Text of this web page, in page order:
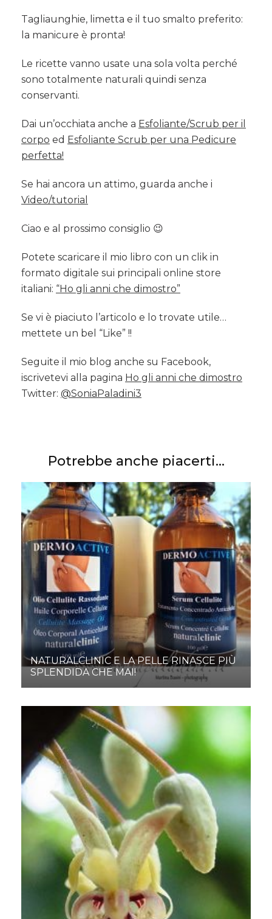
Tagliaunghie, limetta e il tuo smalto preferito:
la manicure è pronta!
Le ricette vanno usate una sola volta perché
sono totalmente naturali quindi senza
conservanti.
Dai un’occhiata anche a Esfoliante/Scrub per il
corpo ed Esfoliante Scrub per una Pedicure
perfetta!
Se hai ancora un attimo, guarda anche i
Video/tutorial
Ciao e al prossimo consiglio 😉
Potete scaricare il mio libro con un clik in
formato digitale sui principali online store
italiani: “Ho gli anni che dimostro”
Se vi è piaciuto l’articolo e lo trovate utile…
mettete un bel “Like” !!
Seguite il mio blog anche su Facebook,
iscrivetevi alla pagina Ho gli anni che dimostro
Twitter: @SoniaPaladini3
Potrebbe anche piacerti...
NATURALCLINIC E LA PELLE RINASCE PIÙ
SPLENDIDA CHE MAI!